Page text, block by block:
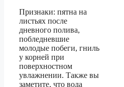
Признаки: пятна на
листьях после
дневного полива,
побледневшие
молодые побеги, гниль
у корней при
поверхностном
увлажнении. Также вы
заметите, что вода